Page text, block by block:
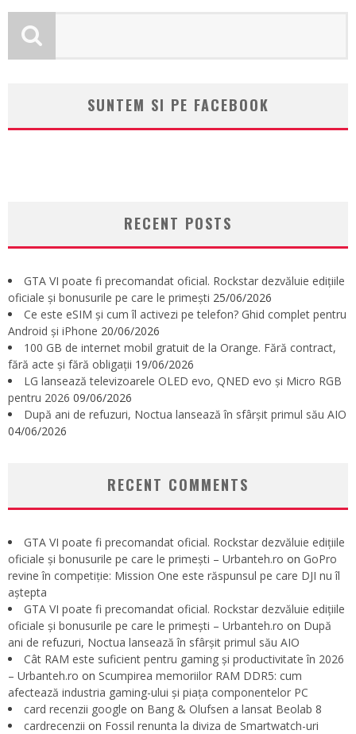
SUNTEM SI PE FACEBOOK
RECENT POSTS
GTA VI poate fi precomandat oficial. Rockstar dezvăluie edițiile
oficiale și bonusurile pe care le primești 25/06/2026
Ce este eSIM și cum îl activezi pe telefon? Ghid complet pentru
Android și iPhone 20/06/2026
100 GB de internet mobil gratuit de la Orange. Fără contract,
fără acte și fără obligații 19/06/2026
LG lansează televizoarele OLED evo, QNED evo și Micro RGB
pentru 2026 09/06/2026
După ani de refuzuri, Noctua lansează în sfârșit primul său AIO
04/06/2026
RECENT COMMENTS
GTA VI poate fi precomandat oficial. Rockstar dezvăluie edițiile
oficiale și bonusurile pe care le primești – Urbanteh.ro on GoPro
revine în competiție: Mission One este răspunsul pe care DJI nu îl
aștepta
GTA VI poate fi precomandat oficial. Rockstar dezvăluie edițiile
oficiale și bonusurile pe care le primești – Urbanteh.ro on După
ani de refuzuri, Noctua lansează în sfârșit primul său AIO
Cât RAM este suficient pentru gaming și productivitate în 2026
– Urbanteh.ro on Scumpirea memoriilor RAM DDR5: cum
afectează industria gaming-ului și piața componentelor PC
card recenzii google on Bang & Olufsen a lansat Beolab 8
cardrecenzii on Fossil renunta la diviza de Smartwatch-uri